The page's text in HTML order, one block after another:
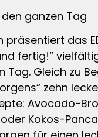
ganzen Tag
präsentiert das
fertig!“
Tag. Gleich zu
zehn
Avocado-
Kokos-